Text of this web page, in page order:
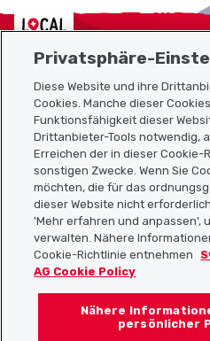
Localcities
Sitemap
Nützliche Links
Localcities App
Folgt uns auf:
Privatsphäre-
Diese Website und ihre
Cookies. Manche dieser
Funktionsfähigkeit dieser
Drittanbieter-Tools notwendig,
Erreichen der in dieser Cookie-
sonstigen Zwecke. Wenn Sie
möchten, die für das
dieser Website nicht
'Mehr erfahren und anpassen',
verwalten. Nähere
Cookie-Richtlinie entnehmen
AG Cookie Policy
Nähere
persönlicher